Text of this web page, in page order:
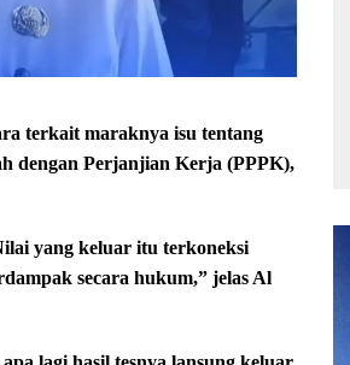
terkait maraknya isu tentang
dengan Perjanjian Kerja (PPPK),
yang keluar itu terkoneksi
secara hukum,” jelas Al